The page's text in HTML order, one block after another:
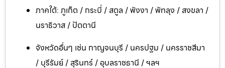
ภาคใต้: ภูเก็ต / กระบี่ / สตูล / พังงา / พัทลุง / สงขลา /
นราธิวาส / ปัตตานี
จังหวัดอื่นๆ เช่น กาญจนบุรี / นครปฐม / นครราชสีมา
/ บุรีรัมย์ / สุรินทร์ / อุบลราชธานี / ฯลฯ